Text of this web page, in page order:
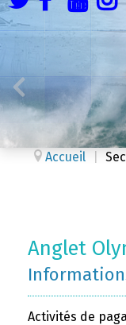
Accueil
Anglet
Activités de